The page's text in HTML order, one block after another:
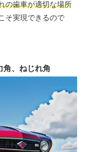
の歯車が適切な場所
そ実現できるので
角、ねじれ角